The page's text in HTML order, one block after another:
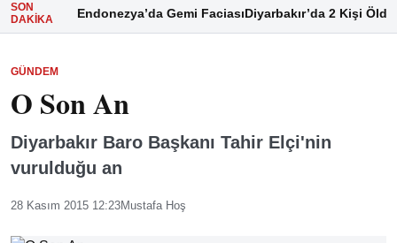
SON
DAKIKA
Endonezya’da Gemi FaciasıDiyarbakır’da 2 Kişi Öldü
GÜNDEM
O Son An
Diyarbakır Baro Başkanı Tahir Elçi'nin
vurulduğu an
28 Kasım 2015 12:23Mustafa Hoş